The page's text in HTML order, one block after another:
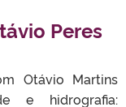
Peres
Otávio Martins
e hidrografia: